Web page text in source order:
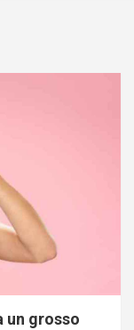
un grosso